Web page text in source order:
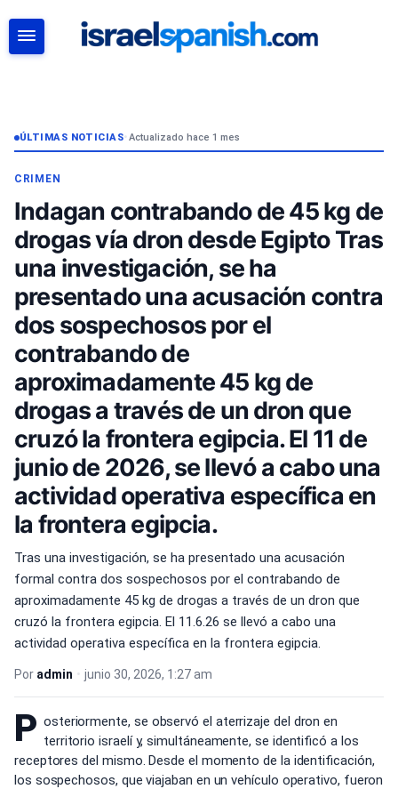
ÚLTIMAS NOTICIAS• Actualizado hace 1 mes
CRIMEN
Indagan contrabando de 45 kg de
drogas vía dron desde Egipto Tras
una investigación, se ha
presentado una acusación contra
dos sospechosos por el
contrabando de
aproximadamente 45 kg de
drogas a través de un dron que
cruzó la frontera egipcia. El 11 de
junio de 2026, se llevó a cabo una
actividad operativa específica en
la frontera egipcia.
Tras una investigación, se ha presentado una acusación
formal contra dos sospechosos por el contrabando de
aproximadamente 45 kg de drogas a través de un dron que
cruzó la frontera egipcia. El 11.6.26 se llevó a cabo una
actividad operativa específica en la frontera egipcia.
Por admin • junio 30, 2026, 1:27 am
P osteriormente, se observó el aterrizaje del dron en
territorio israelí y, simultáneamente, se identificó a los
receptores del mismo. Desde el momento de la identificación,
los sospechosos, que viajaban en un vehículo operativo, fueron